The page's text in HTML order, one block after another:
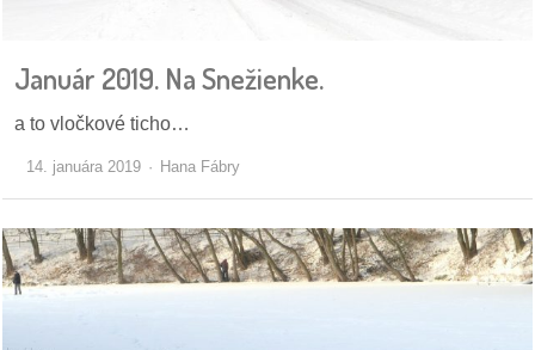
Historický
zákony
časti
kauzy
Január 2019. Na Snežienke.
a to vločkové ticho…
14. januára 2019 Hana Fábry